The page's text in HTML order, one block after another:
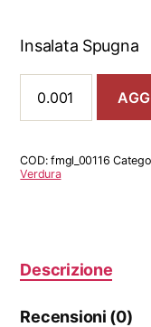
Insalata Spugna
Spugna
quantità
COD:fmgl_00116
Verdura
Descrizione
Recensioni (0)